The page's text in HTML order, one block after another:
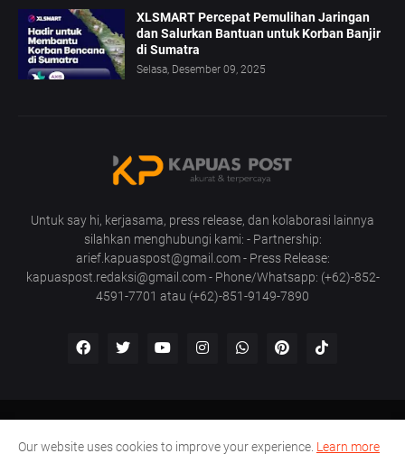
XLSMART Percepat Pemulihan Jaringan
dan Salurkan Bantuan untuk Korban Banjir
di Sumatra
Selasa, Desember 09, 2025
Untuk say hi, kerjasama, press release, dan kolaborasi lainnya
silahkan menghubungi kami: - Partnership:
arief.kapuaspost@gmail.com - Press Release:
kapuaspost.redaksi@gmail.com - Phone/Whatsapp: (+62)-852-
4591-7701 atau (+62)-851-9149-7890
Pedoman Media Siber
Disclaimer
Our website uses cookies to improve your experience. Learn more